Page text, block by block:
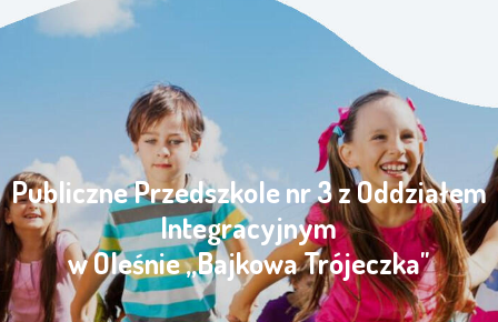
Publiczne Przedszkole nr 3 z Oddziałem
Integracyjnym
w Oleśnie „Bajkowa Trójeczka"